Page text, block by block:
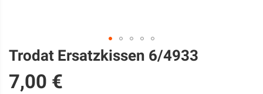
Zum
Anfang
der
Bildgalerie
Trodat Ersatzkissen 6/4933
7,00 €